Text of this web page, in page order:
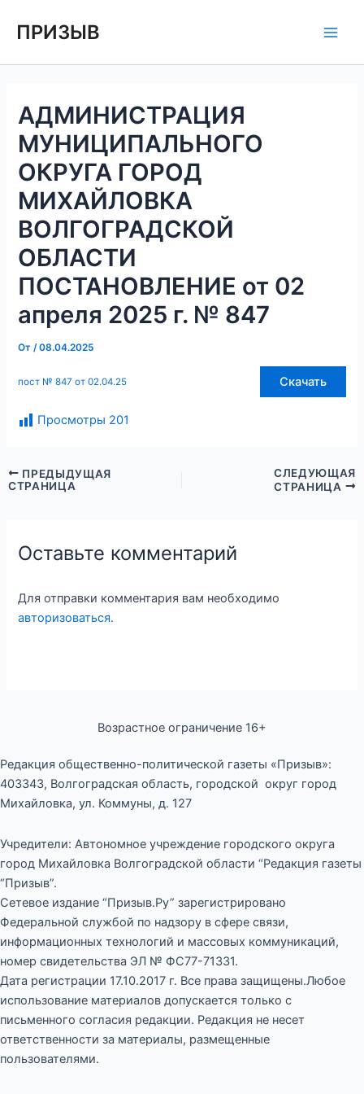
ПРИЗЫВ
АДМИНИСТРАЦИЯ
МУНИЦИПАЛЬНОГО
ОКРУГА ГОРОД
МИХАЙЛОВКА
ВОЛГОГРАДСКОЙ
ОБЛАСТИ
ПОСТАНОВЛЕНИЕ от 02
апреля 2025 г. № 847
От /08.04.2025
пост № 847 от 02.04.25 Скачать
Просмотры 201
по
ПРЕДЫДУЩАЯ
СТРАНИЦА
СЛЕДУЮЩАЯ
СТРАНИЦА
Оставьте комментарий
Для отправки комментария вам необходимо
авторизоваться.
Возрастное ограничение 16+
Редакция общественно-политической газеты «Призыв»:
403343, Волгоградская область, городской округ город
Михайловка, ул. Коммуны, д. 127
Учредители: Автономное учреждение городского округа
город Михайловка Волгоградской области “Редакция газеты
“Призыв”.
Сетевое издание “Призыв.Ру” зарегистрировано
Федеральной службой по надзору в сфере связи,
информационных технологий и массовых коммуникаций,
номер свидетельства ЭЛ № ФС77-71331.
Дата регистрации 17.10.2017 г. Все права защищены.Любое
использование материалов допускается только с
письменного согласия редакции. Редакция не несет
ответственности за материалы, размещенные
пользователями.